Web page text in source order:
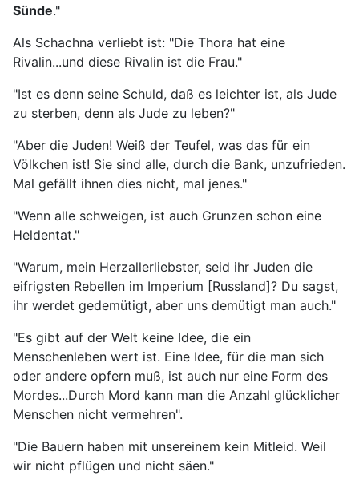
Sünde."
Als Schachna verliebt ist: "Die Thora hat eine
Rivalin...und diese Rivalin ist die Frau."
"Ist es denn seine Schuld, daß es leichter ist, als Jude
zu sterben, denn als Jude zu leben?"
"Aber die Juden! Weiß der Teufel, was das für ein
Völkchen ist! Sie sind alle, durch die Bank, unzufrieden.
Mal gefällt ihnen dies nicht, mal jenes."
"Wenn alle schweigen, ist auch Grunzen schon eine
Heldentat."
"Warum, mein Herzallerliebster, seid ihr Juden die
eifrigsten Rebellen im Imperium [Russland]? Du sagst,
ihr werdet gedemütigt, aber uns demütigt man auch."
"Es gibt auf der Welt keine Idee, die ein
Menschenleben wert ist. Eine Idee, für die man sich
oder andere opfern muß, ist auch nur eine Form des
Mordes...Durch Mord kann man die Anzahl glücklicher
Menschen nicht vermehren".
"Die Bauern haben mit unsereinem kein Mitleid. Weil
wir nicht pflügen und nicht säen."